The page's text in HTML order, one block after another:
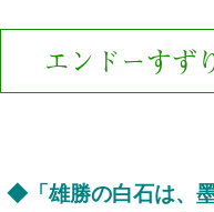
エンドーすず
◆「雄勝の白石は、